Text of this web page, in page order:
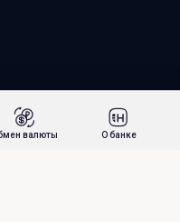
РФ № 902 от 09.08.2022 г.
Вал, д. 5
валюты О банке